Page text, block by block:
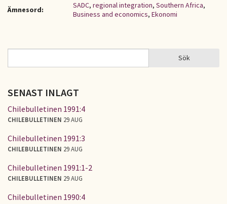
Ämnesord:
SADC, regional integration, Southern Africa,
Business and economics, Ekonomi
SÖKFORMULÄR Sök
SENAST INLAGT
Chilebulletinen 1991:4
CHILEBULLETINEN 29 AUG
Chilebulletinen 1991:3
CHILEBULLETINEN 29 AUG
Chilebulletinen 1991:1-2
CHILEBULLETINEN 29 AUG
Chilebulletinen 1990:4